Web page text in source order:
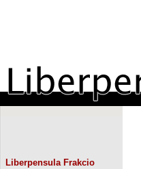
Liberpensula Frakcio